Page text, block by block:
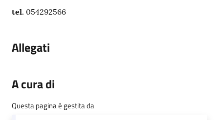
tel. 054292566
Allegati
A cura di
Questa pagina è gestita da